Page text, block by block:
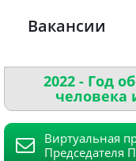
Вакансии
2022 - Год
человека
Виртуальная
Председателя